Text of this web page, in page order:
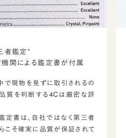
者鑑定”
関による鑑定書が付属
で現物を見ずに取引されるの
質を判断する4Cは厳密な評
定書は、自社ではなく第三者
こそ確実に品質が保証されて